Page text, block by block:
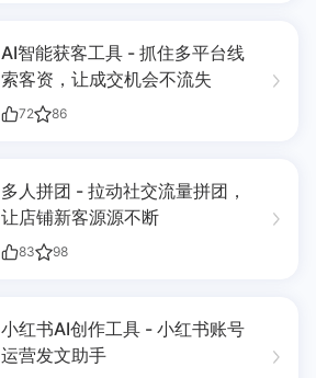
AI智能获客工具 - 抓住多平台线
索客资，让成交机会不流失
72 86
多人拼团 - 拉动社交流量拼团，
让店铺新客源源不断
83 98
小红书AI创作工具 - 小红书账号
运营发文助手